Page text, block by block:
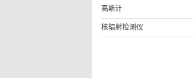
高斯计
核辐射检测仪